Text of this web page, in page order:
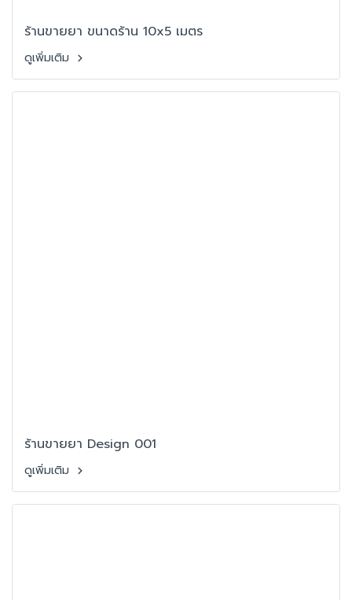
ร้านขายยา ขนาดร้าน 10x5 เมตร
ดูเพิ่มเติม
ร้านขายยา Design 001
ดูเพิ่มเติม